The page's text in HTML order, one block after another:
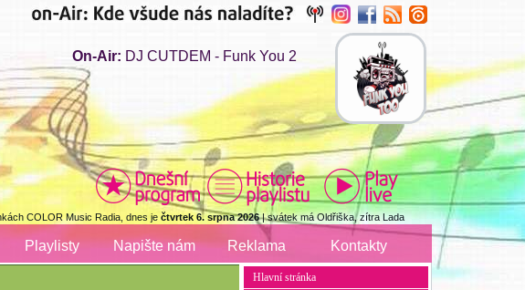
On-Air: DJ CUTDEM - Funk You 2
COLOR Music Radia, dnes je čtvrtek 6. srpna 2026| svátek má Oldřiška, zítra Lada
Playlisty Napište nám Reklama Kontakty
Hlavní stránka